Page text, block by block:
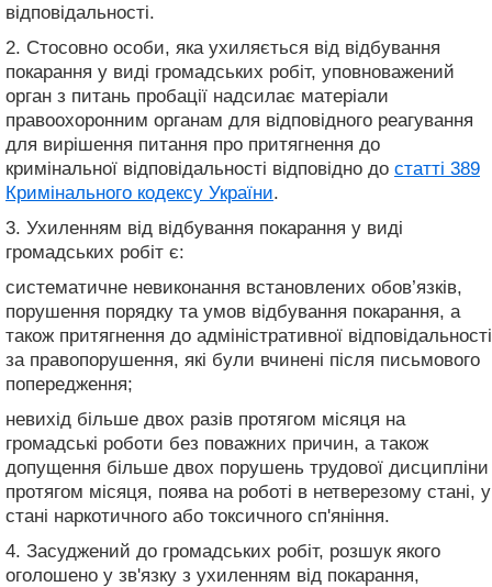
відповідальності.
2. Стосовно особи, яка ухиляється від відбування
покарання у виді громадських робіт, уповноважений
орган з питань пробації надсилає матеріали
правоохоронним органам для відповідного реагування
для вирішення питання про притягнення до
кримінальної відповідальності відповідно до статті 389
Кримінального кодексу України.
3. Ухиленням від відбування покарання у виді
громадських робіт є:
систематичне невиконання встановлених обов’язків,
порушення порядку та умов відбування покарання, а
також притягнення до адміністративної відповідальності
за правопорушення, які були вчинені після письмового
попередження;
невихід більше двох разів протягом місяця на
громадські роботи без поважних причин, а також
допущення більше двох порушень трудової дисципліни
протягом місяця, поява на роботі в нетверезому стані, у
стані наркотичного або токсичного сп'яніння.
4. Засуджений до громадських робіт, розшук якого
оголошено у зв'язку з ухиленням від покарання,